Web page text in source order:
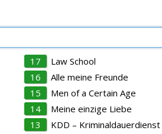
17
Law School
16
Alle meine Freunde
15
Men of a Certain Age
14
Meine einzige Liebe
13
KDD – Kriminaldauerdienst